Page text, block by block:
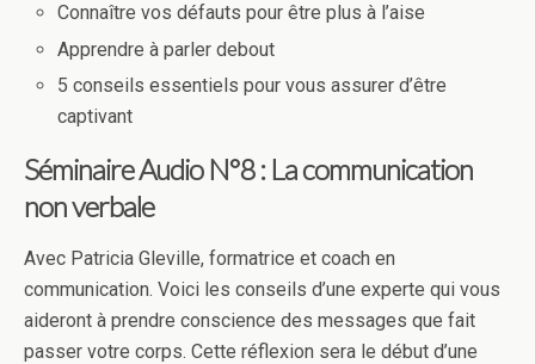
Connaître vos défauts pour être plus à l’aise
Apprendre à parler debout
5 conseils essentiels pour vous assurer d’être
captivant
Séminaire Audio N°8 : La communication
non verbale
Avec Patricia Gleville, formatrice et coach en
communication. Voici les conseils d’une experte qui vous
aideront à prendre conscience des messages que fait
passer votre corps. Cette réflexion sera le début d’une